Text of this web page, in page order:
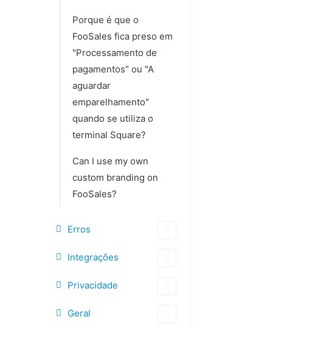
Porque é que o
FooSales fica preso em
"Processamento de
pagamentos" ou "A
aguardar
emparelhamento"
quando se utiliza o
terminal Square?
Can I use my own
custom branding on
FooSales?
Erros
Integrações
Privacidade
Geral